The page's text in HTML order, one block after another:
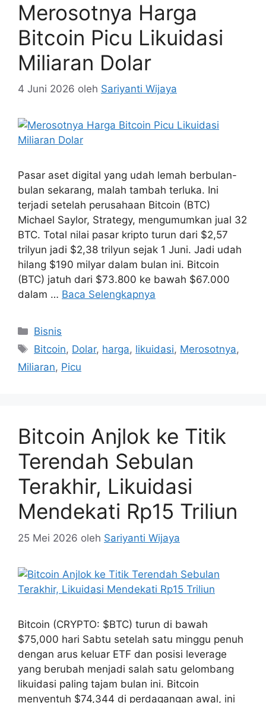
Merosotnya Harga
Bitcoin Picu Likuidasi
Miliaran Dolar
4 Juni 2026 oleh Sariyanti Wijaya
Pasar aset digital yang udah lemah berbulan-
bulan sekarang, malah tambah terluka. Ini
terjadi setelah perusahaan Bitcoin (BTC)
Michael Saylor, Strategy, mengumumkan jual 32
BTC. Total nilai pasar kripto turun dari $2,57
trilyun jadi $2,38 trilyun sejak 1 Juni. Jadi udah
hilang $190 milyar dalam bulan ini. Bitcoin
(BTC) jatuh dari $73.800 ke bawah $67.000
dalam … Baca Selengkapnya
Kategori
Bisnis
Tag
Bitcoin, Dolar, harga, likuidasi, Merosotnya,
Miliaran, Picu
Bitcoin Anjlok ke Titik
Terendah Sebulan
Terakhir, Likuidasi
Mendekati Rp15 Triliun
25 Mei 2026 oleh Sariyanti Wijaya
Bitcoin (CRYPTO: $BTC) turun di bawah
$75,000 hari Sabtu setelah satu minggu penuh
dengan arus keluar ETF dan posisi leverage
yang berubah menjadi salah satu gelombang
likuidasi paling tajam bulan ini. Bitcoin
menyentuh $74,344 di perdagangan awal, ini